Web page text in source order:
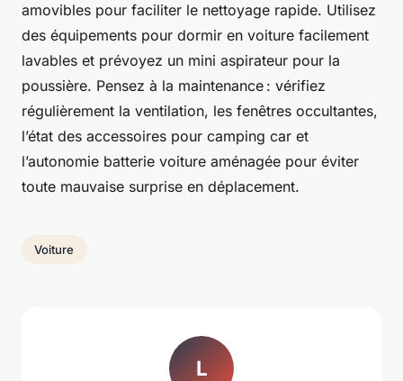
amovibles pour faciliter le nettoyage rapide. Utilisez
des équipements pour dormir en voiture facilement
lavables et prévoyez un mini aspirateur pour la
poussière. Pensez à la maintenance : vérifiez
régulièrement la ventilation, les fenêtres occultantes,
l’état des accessoires pour camping car et
l’autonomie batterie voiture aménagée pour éviter
toute mauvaise surprise en déplacement.
Voiture
L